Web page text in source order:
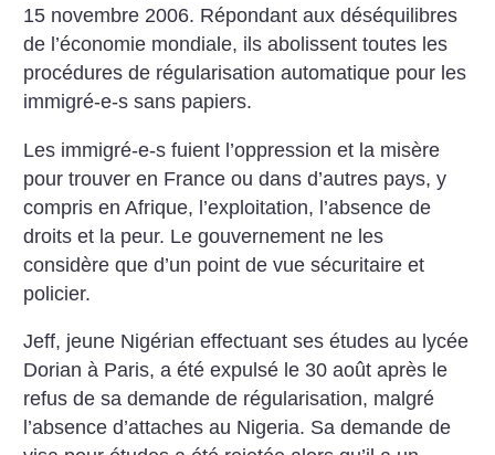
15 novembre 2006. Répondant aux déséquilibres
de l’économie mondiale, ils abolissent toutes les
procédures de régularisation automatique pour les
immigré-e-s sans papiers.
Les immigré-e-s fuient l’oppression et la misère
pour trouver en France ou dans d’autres pays, y
compris en Afrique, l’exploitation, l’absence de
droits et la peur. Le gouvernement ne les
considère que d’un point de vue sécuritaire et
policier.
Jeff, jeune Nigérian effectuant ses études au lycée
Dorian à Paris, a été expulsé le 30 août après le
refus de sa demande de régularisation, malgré
l’absence d’attaches au Nigeria. Sa demande de